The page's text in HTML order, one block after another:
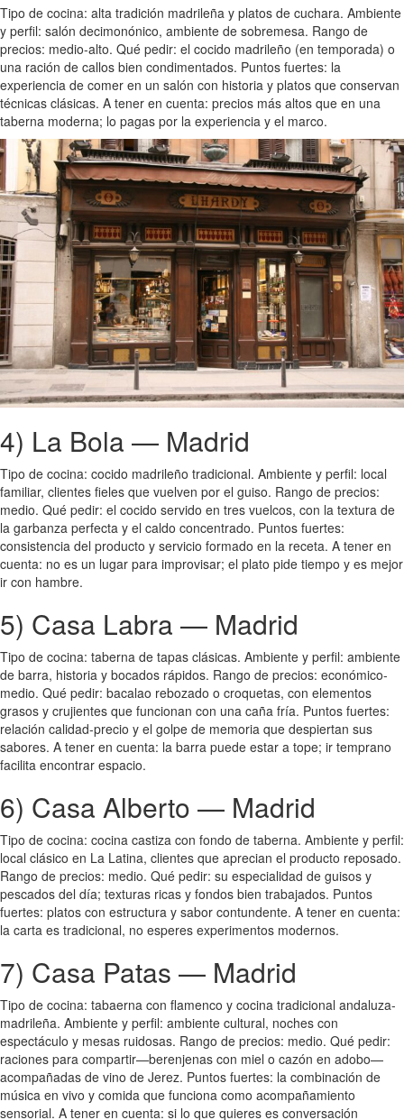
Tipo de cocina: alta tradición madrileña y platos de cuchara. Ambiente
y perfil: salón decimonónico, ambiente de sobremesa. Rango de
precios: medio-alto. Qué pedir: el cocido madrileño (en temporada) o
una ración de callos bien condimentados. Puntos fuertes: la
experiencia de comer en un salón con historia y platos que conservan
técnicas clásicas. A tener en cuenta: precios más altos que en una
taberna moderna; lo pagas por la experiencia y el marco.
4) La Bola — Madrid
Tipo de cocina: cocido madrileño tradicional. Ambiente y perfil: local
familiar, clientes fieles que vuelven por el guiso. Rango de precios:
medio. Qué pedir: el cocido servido en tres vuelcos, con la textura de
la garbanza perfecta y el caldo concentrado. Puntos fuertes:
consistencia del producto y servicio formado en la receta. A tener en
cuenta: no es un lugar para improvisar; el plato pide tiempo y es mejor
ir con hambre.
5) Casa Labra — Madrid
Tipo de cocina: taberna de tapas clásicas. Ambiente y perfil: ambiente
de barra, historia y bocados rápidos. Rango de precios: económico-
medio. Qué pedir: bacalao rebozado o croquetas, con elementos
grasos y crujientes que funcionan con una caña fría. Puntos fuertes:
relación calidad-precio y el golpe de memoria que despiertan sus
sabores. A tener en cuenta: la barra puede estar a tope; ir temprano
facilita encontrar espacio.
6) Casa Alberto — Madrid
Tipo de cocina: cocina castiza con fondo de taberna. Ambiente y perfil:
local clásico en La Latina, clientes que aprecian el producto reposado.
Rango de precios: medio. Qué pedir: su especialidad de guisos y
pescados del día; texturas ricas y fondos bien trabajados. Puntos
fuertes: platos con estructura y sabor contundente. A tener en cuenta:
la carta es tradicional, no esperes experimentos modernos.
7) Casa Patas — Madrid
Tipo de cocina: tabaerna con flamenco y cocina tradicional andaluza-
madrileña. Ambiente y perfil: ambiente cultural, noches con
espectáculo y mesas ruidosas. Rango de precios: medio. Qué pedir:
raciones para compartir—berenjenas con miel o cazón en adobo—
acompañadas de vino de Jerez. Puntos fuertes: la combinación de
música en vivo y comida que funciona como acompañamiento
sensorial. A tener en cuenta: si lo que quieres es conversación